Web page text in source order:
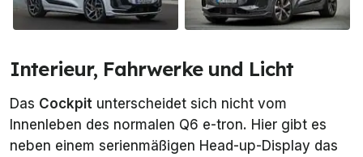
Interieur, Fahrwerke und Licht
Das Cockpit unterscheidet sich nicht vom
Innenleben des normalen Q6 e-tron. Hier gibt es
neben einem serienmäßigen Head-up-Display das